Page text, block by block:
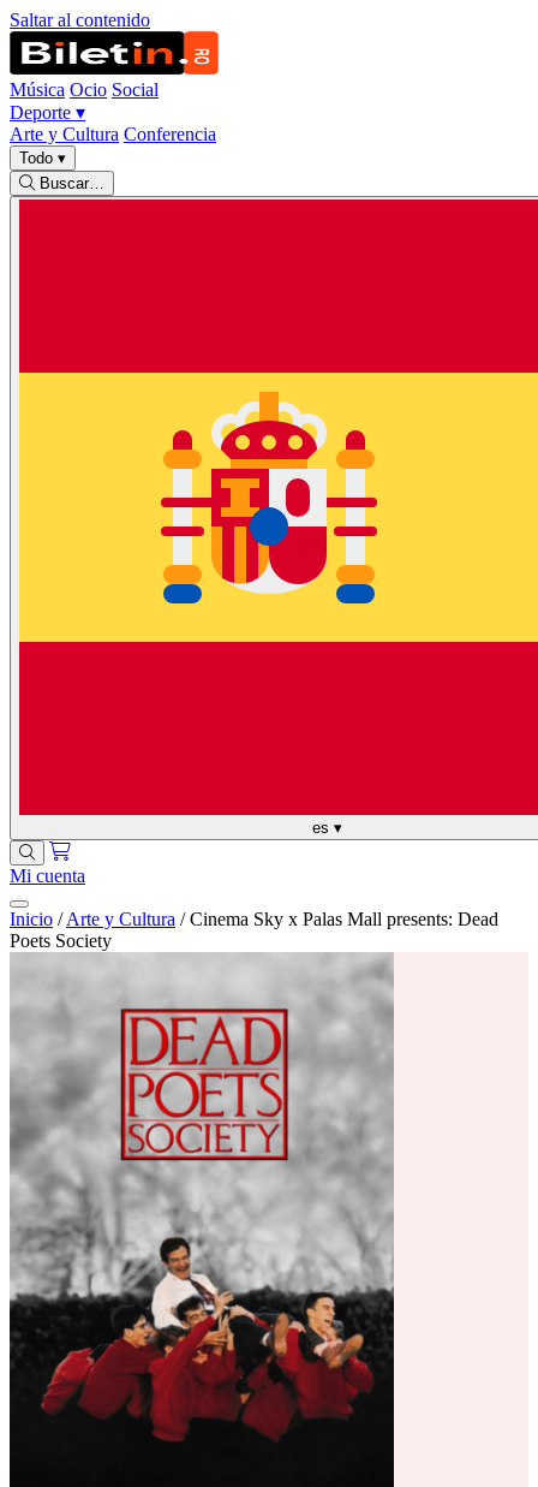
Saltar al contenido
Música Ocio Social
Deporte ▾
Arte y Cultura Conferencia
Todo ▾
Buscar…
es ▾
Mi cuenta
Inicio / Arte y Cultura / Cinema Sky x Palas Mall presents: Dead
Poets Society